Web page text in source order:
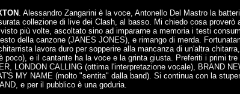
. Alessandro Zangarini è la voce, Antonello Del Mastro la
collezione di live dei Clash, al basso. Mi chiedo cosa
più volte, ascoltato sino ad impararne a memoria i testi
della canzone (JANES JONES), e rimango di merda.
lavora duro per sopperire alla mancanza di un'altra
poco), e il cantante ha la voce e la grinta giusta. Preferiti i primi
LONDON CALLING (ottima l'interpretazione vocale), BRAND
MY NAME (molto "sentita" dalla band). Si continua con la
e per il pubblico è una goduria.